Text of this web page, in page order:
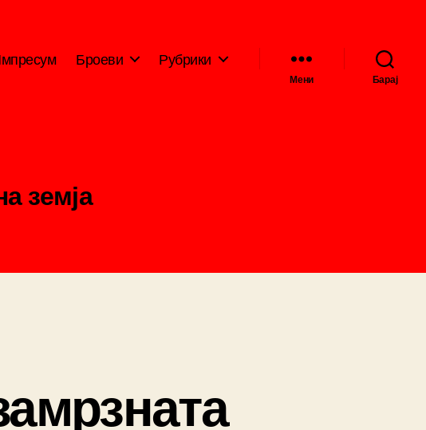
Броеви Рубрики
Мени Барај
земја